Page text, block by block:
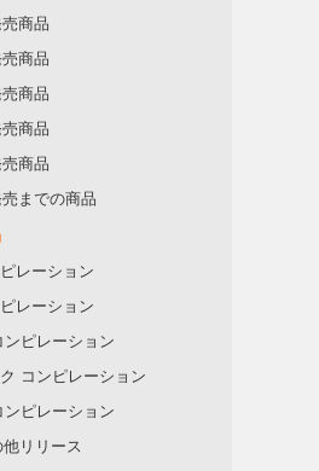
商品
商品
商品
商品
商品
までの商品
レーション
レーション
ンピレーション
コンピレーション
ンピレーション
リリース